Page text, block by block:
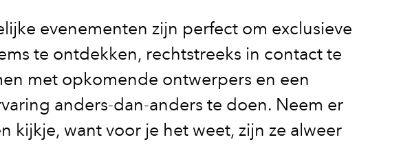
evenementen zijn perfect om exclusieve
te ontdekken, rechtstreeks in contact te
met opkomende ontwerpers en een
anders-dan-anders te doen. Neem er
kijkje, want voor je het weet, zijn ze alweer